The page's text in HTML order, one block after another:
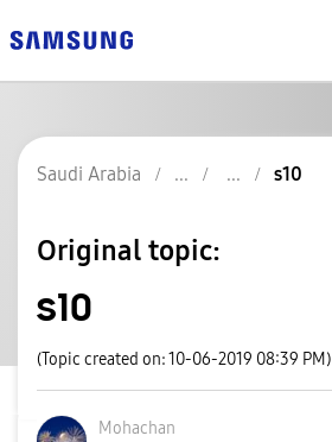
Saudi Arabia s10
Original topic:
s10
(Topic created on: 10-06-2019 08:39 PM)
Mohachan